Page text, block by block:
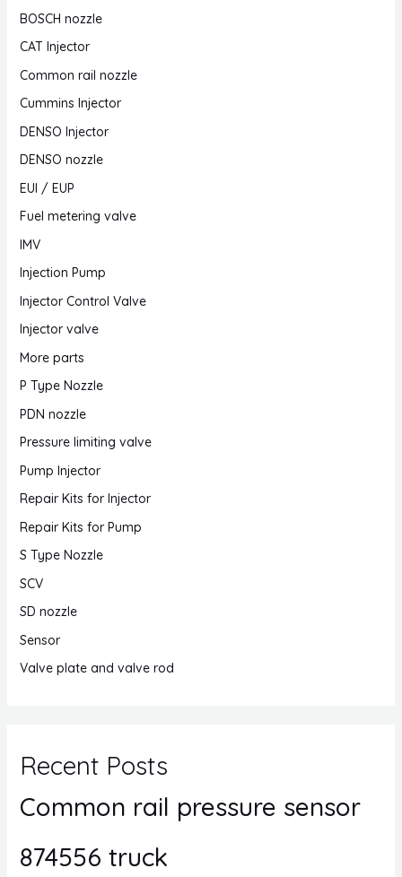
BOSCH nozzle
CAT Injector
Common rail nozzle
Cummins Injector
DENSO Injector
DENSO nozzle
EUI / EUP
Fuel metering valve
IMV
Injection Pump
Injector Control Valve
Injector valve
More parts
P Type Nozzle
PDN nozzle
Pressure limiting valve
Pump Injector
Repair Kits for Injector
Repair Kits for Pump
S Type Nozzle
SCV
SD nozzle
Sensor
Valve plate and valve rod
Recent Posts
Common rail pressure sensor
874556 truck